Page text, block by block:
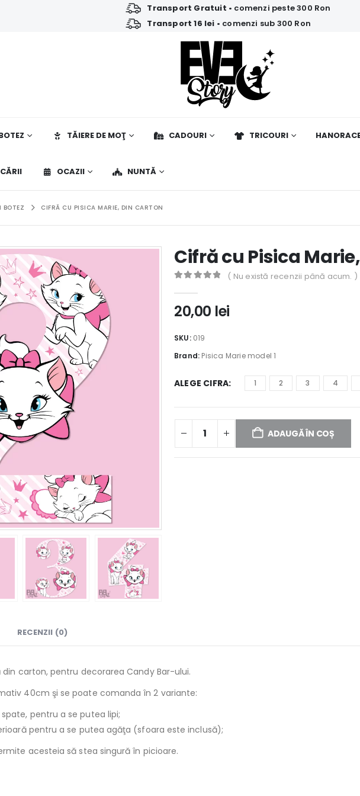
Transport Gratuit • comenzi peste 300 Ron
Transport 16 lei • comenzi sub 300 Ron
TĂIERE DE MOŢ CADOURI TRICOURI
OCAZII NUNTĂ
BOTEZ CIFRĂ CU PISICA MARIE, DIN CARTON
Cifră cu Pisica
( Nu există recenzii până acum. )
20,00 lei
SKU: 019
Brand: Pisica Marie model 1
ALEGE CIFRA 1 2 3 4
ADAUGĂ ÎN COȘ
RECENZII (0)
carton, pentru decorarea Candy Bar-ului.
40cm şi se poate comanda în 2 variante:
pentru a se putea lipi;
pentru a se putea agăţa (sfoara este inclusă);
acesteia să stea singură în picioare.